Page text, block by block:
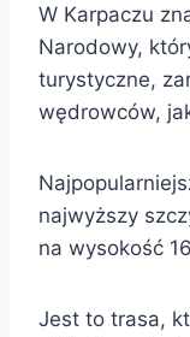
W Karpaczu
Narodowy,
turystyczne,
wędrowców,
najwyższy
na wysokość
Jest to trasa,